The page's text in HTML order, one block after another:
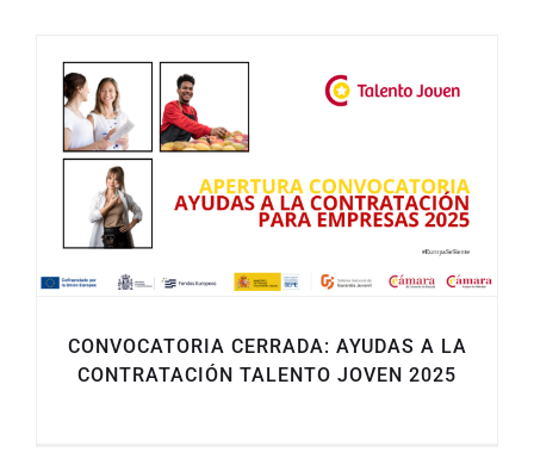
CONVOCATORIA CERRADA: AYUDAS A LA
CONTRATACIÓN TALENTO JOVEN 2025